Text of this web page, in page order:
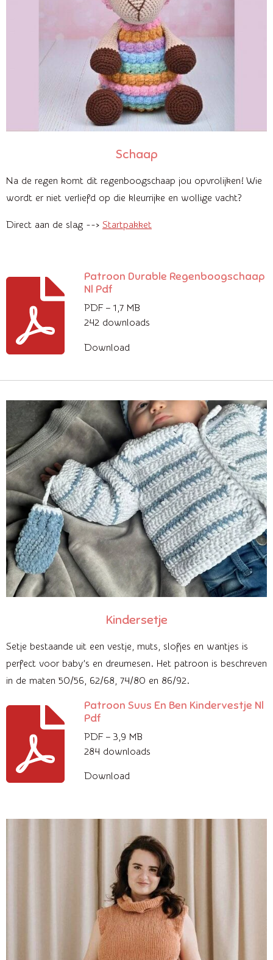
Schaap
Na de regen komt dit regenboogschaap jou opvrolijken! Wie
wordt er niet verliefd op die kleurrijke en wollige vacht?
Direct aan de slag --> Startpakket
Patroon Durable Regenboogschaap
Nl Pdf
PDF – 1,7 MB
242 downloads
Download
Kindersetje
Setje bestaande uit een vestje, muts, slofjes en wantjes is
perfect voor baby’s en dreumesen. Het patroon is beschreven
in de maten 50/56, 62/68, 74/80 en 86/92.
Patroon Suus En Ben Kindervestje Nl
Pdf
PDF – 3,9 MB
284 downloads
Download